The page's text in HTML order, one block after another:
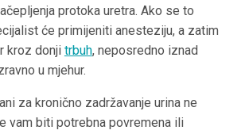
protoka uretra. Ako se to
će primijeniti anesteziju, a zatim
kroz donji trbuh, neposredno iznad
u mjehur.
za kronično zadržavanje urina ne
vam biti potrebna povremena ili